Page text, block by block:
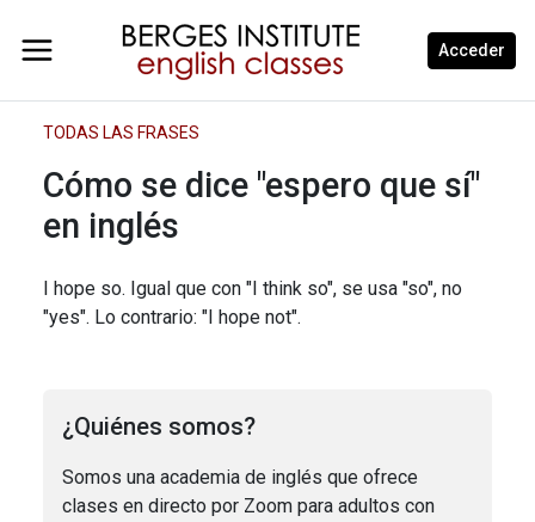
Acceder
TODAS LAS FRASES
Cómo se dice "espero que sí"
en inglés
I hope so. Igual que con "I think so", se usa "so", no
"yes". Lo contrario: "I hope not".
¿Quiénes somos?
Somos una academia de inglés que ofrece
clases en directo por Zoom para adultos con